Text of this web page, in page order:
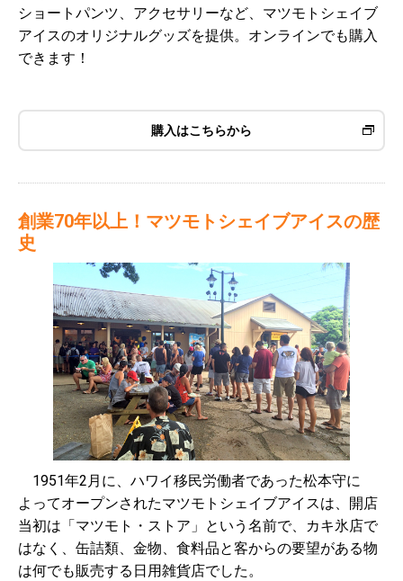
ショートパンツ、アクセサリーなど、マツモトシェイブ
アイスのオリジナルグッズを提供。オンラインでも購入
できます！
購入はこちらから
創業70年以上！マツモトシェイブアイスの歴
史
1951年2月に、ハワイ移民労働者であった松本守に
よってオープンされたマツモトシェイブアイスは、開店
当初は「マツモト・ストア」という名前で、カキ氷店で
はなく、缶詰類、金物、食料品と客からの要望がある物
は何でも販売する日用雑貨店でした。